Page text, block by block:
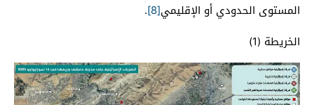
المستوى الحدودي أو الإقليمي[8]
.
الخريطة (1)